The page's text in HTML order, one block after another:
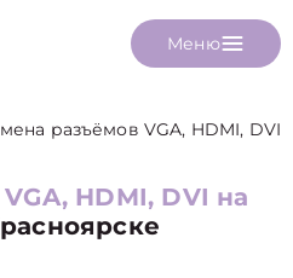
Меню
разъёмов VGA, HDMI, DVI
HDMI, DVI на